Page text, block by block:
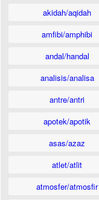
akidah/aqidah
amfibi/amphibi
andal/handal
analisis/analisa
antre/antri
apotek/apotik
asas/azaz
atlet/atlit
atmosfer/atmosfir